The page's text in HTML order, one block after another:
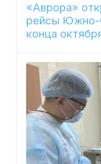
«Аврора»
рейсы Южно-
конца